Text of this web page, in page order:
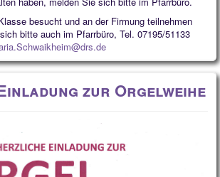
besucht und an der Firmung teilnehmen
bitte auch im Pfarrbüro, Tel. 07195/51133
zur Orgelweihe